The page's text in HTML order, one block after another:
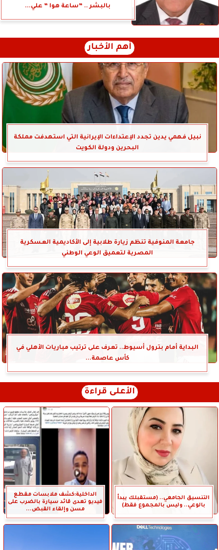
بالبشر .. ”ساعة هوا ” علي...
أهم الأخبار
نبيل فهمي يدين تجدد الإعتداءات الإيرانية التي استهدفت مملكة
البحرين ودولة الكويت
جامعة المنوفية تنظم زيارة طلابية إلى الأكاديمية العسكرية
المصرية لتعميق الوعي الوطني
البداية أمام بترول أسيوط.. تعرف على ترتيب مباريات الأهلي في
كأس عاصمة...
الأعلى قراءة
التنسيق الجامعي.. (مستقبلك يبدأ
بالوعي.. وليس بالمجموع فقط)
الداخلية:كشف ملابسات مقطع
فيديو تعدى قائد سيارة بالضرب على
مسن وإلقاء القبض...